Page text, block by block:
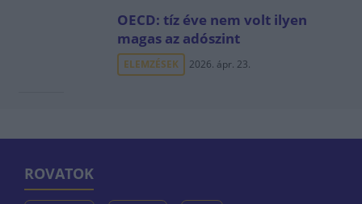
OECD: tíz éve nem volt ilyen
magas az adószint
ELEMZÉSEK 2026. ápr. 23.
ROVATOK